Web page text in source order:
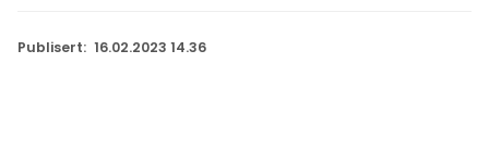
Publisert 16.02.2023 14.36